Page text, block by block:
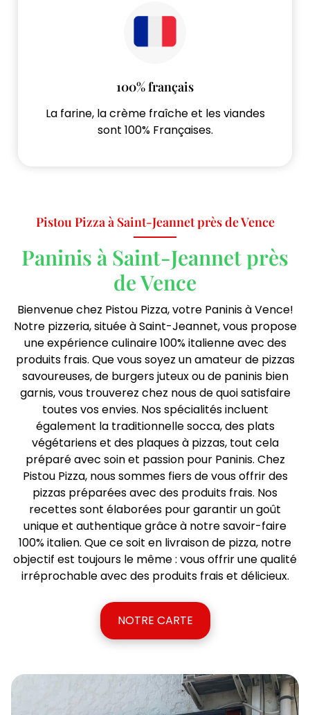
100% français
La farine, la crème fraîche et les viandes
sont 100% Françaises.
Pistou Pizza à Saint-Jeannet près de Vence
Paninis à Saint-Jeannet près
de Vence
Bienvenue chez Pistou Pizza, votre Paninis à Vence!
Notre pizzeria, située à Saint-Jeannet, vous propose
une expérience culinaire 100% italienne avec des
produits frais. Que vous soyez un amateur de pizzas
savoureuses, de burgers juteux ou de paninis bien
garnis, vous trouverez chez nous de quoi satisfaire
toutes vos envies. Nos spécialités incluent
également la traditionnelle socca, des plats
végétariens et des plaques à pizzas, tout cela
préparé avec soin et passion pour Paninis. Chez
Pistou Pizza, nous sommes fiers de vous offrir des
pizzas préparées avec des produits frais. Nos
recettes sont élaborées pour garantir un goût
unique et authentique grâce à notre savoir-faire
100% italien. Que ce soit en livraison de pizza, notre
objectif est toujours le même : vous offrir une qualité
irréprochable avec des produits frais et délicieux.
NOTRE CARTE